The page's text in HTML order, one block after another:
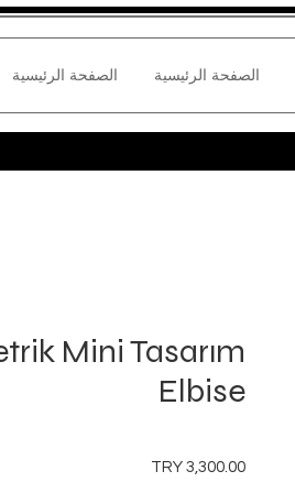
الصفحة الرئيسية الصفحة الرئيسية
Mini Tasarım
Elbise